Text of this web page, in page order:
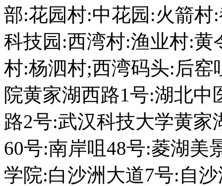
部:花园村:中花园:火箭
科技园:西湾村:渔业村:
村:杨泗村;西湾码头:后
院黄家湖西路1号:湖北
路2号:武汉科技大学黄家
60号:南岸咀48号:菱湖美
学院:白沙洲大道7号:自